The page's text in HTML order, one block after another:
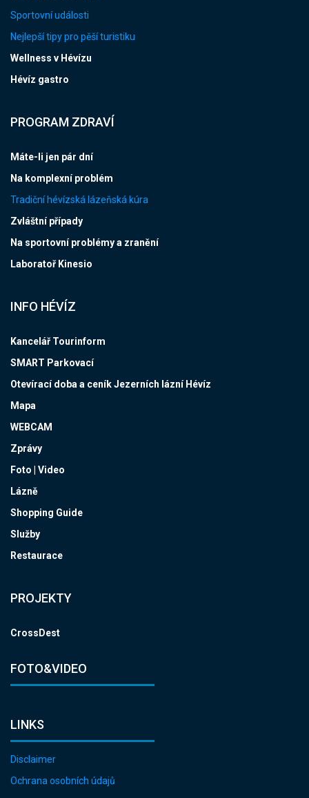
Sportovní události
Nejlepší tipy pro pěší turistiku
Wellness v Hévízu
Hévíz gastro
PROGRAM ZDRAVÍ
Máte-li jen pár dní
Na komplexní problém
Tradiční hévízská lázeňská kúra
Zvláštní případy
Na sportovní problémy a zranění
Laboratoř Kinesio
INFO HÉVÍZ
Kancelář Tourinform
SMART Parkovací
Otevírací doba a ceník Jezerních lázní Hévíz
Mapa
WEBCAM
Zprávy
Foto | Video
Lázně
Shopping Guide
Služby
Restaurace
PROJEKTY
CrossDest
FOTO&VIDEO
LINKS
Disclaimer
Ochrana osobních údajů